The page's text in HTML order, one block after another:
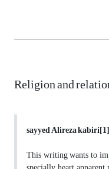
Religion and
sayyed Alireza kabiri[1]
This writing wants to